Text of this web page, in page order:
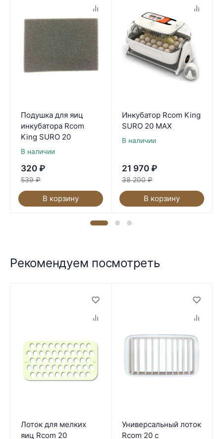
Подушка для яиц
инкубатора Rcom
King SURO 20
В наличии
320 ₽
539 ₽
В корзину
Инкубатор Rcom King
SURO 20 MAX
В наличии
21 970 ₽
38 200 ₽
В корзину
Рекомендуем посмотреть
Лоток для мелких
яиц Rcom 20
Универсальный лоток
Rcom 20 с